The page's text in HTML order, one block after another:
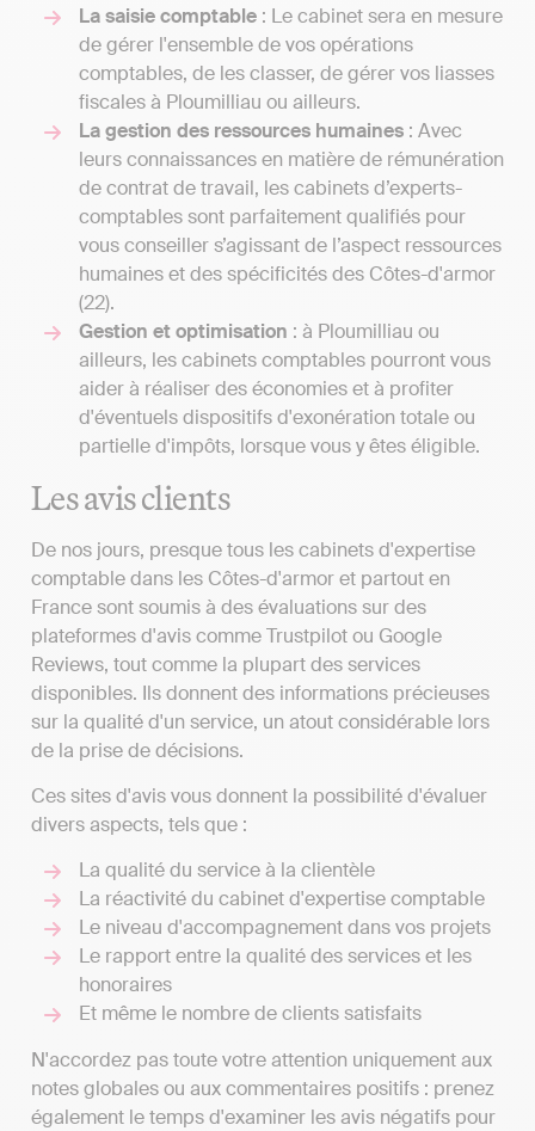
La saisie comptable : Le cabinet sera en mesure
de gérer l'ensemble de vos opérations
comptables, de les classer, de gérer vos liasses
fiscales à Ploumilliau ou ailleurs.
La gestion des ressources humaines : Avec
leurs connaissances en matière de rémunération
de contrat de travail, les cabinets d’experts-
comptables sont parfaitement qualifiés pour
vous conseiller s’agissant de l’aspect ressources
humaines et des spécificités des Côtes-d'armor
(22).
Gestion et optimisation : à Ploumilliau ou
ailleurs, les cabinets comptables pourront vous
aider à réaliser des économies et à profiter
d'éventuels dispositifs d'exonération totale ou
partielle d'impôts, lorsque vous y êtes éligible.
Les avis clients
De nos jours, presque tous les cabinets d'expertise
comptable dans les Côtes-d'armor et partout en
France sont soumis à des évaluations sur des
plateformes d'avis comme Trustpilot ou Google
Reviews, tout comme la plupart des services
disponibles. Ils donnent des informations précieuses
sur la qualité d'un service, un atout considérable lors
de la prise de décisions.
Ces sites d'avis vous donnent la possibilité d'évaluer
divers aspects, tels que :
La qualité du service à la clientèle
La réactivité du cabinet d'expertise comptable
Le niveau d'accompagnement dans vos projets
Le rapport entre la qualité des services et les
honoraires
Et même le nombre de clients satisfaits
N'accordez pas toute votre attention uniquement aux
notes globales ou aux commentaires positifs : prenez
également le temps d'examiner les avis négatifs pour